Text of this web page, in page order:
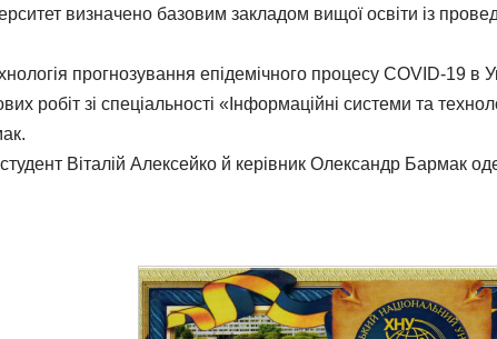
визначено базовим закладом вищої освіти із
прогнозування епідемічного процесу COVID-19 в
робіт зі спеціальності «Інформаційні системи та
Віталій Алексейко й керівник Олександр Бармак